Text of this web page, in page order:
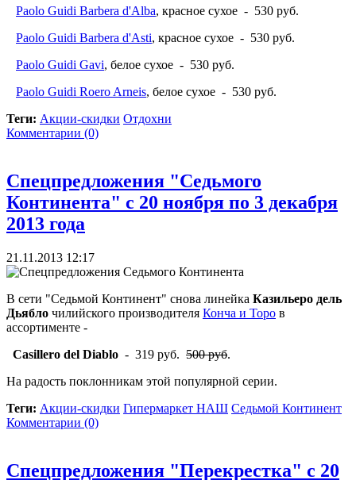
Paolo Guidi Barbera d'Alba, красное сухое - 530 руб.
Paolo Guidi Barbera d'Asti, красное сухое - 530 руб.
Paolo Guidi Gavi, белое сухое - 530 руб.
Paolo Guidi Roero Arneis, белое сухое - 530 руб.
Теги: Акции-скидки Отдохни
Комментарии (0)
Спецпредложения "Седьмого
Континента" с 20 ноября по 3 декабря
2013 года
21.11.2013 12:17
В сети "Седьмой Континент" снова линейка Казильеро дель
Дьябло чилийского производителя Конча и Торо в
ассортименте -
Casillero del Diablo - 319 руб. 500 руб.
На радость поклонникам этой популярной серии.
Теги: Акции-скидки Гипермаркет НАШ Седьмой Континент
Комментарии (0)
Спецпредложения "Перекрестка" с 20